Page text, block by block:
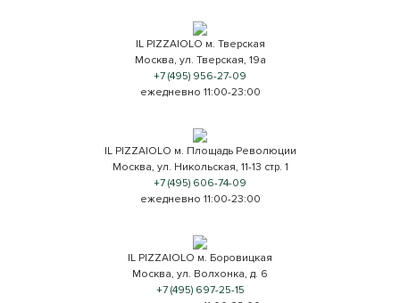
IL PIZZAIOLO м. Тверская
Москва, ул. Тверская, 19а
+7 (495) 956-27-09
ежедневно 11:00-23:00
IL PIZZAIOLO м. Площадь Революции
Москва, ул. Никольская, 11-13 стр. 1
+7 (495) 606-74-09
ежедневно 11:00-23:00
IL PIZZAIOLO м. Боровицкая
Москва, ул. Волхонка, д. 6
+7 (495) 697-25-15